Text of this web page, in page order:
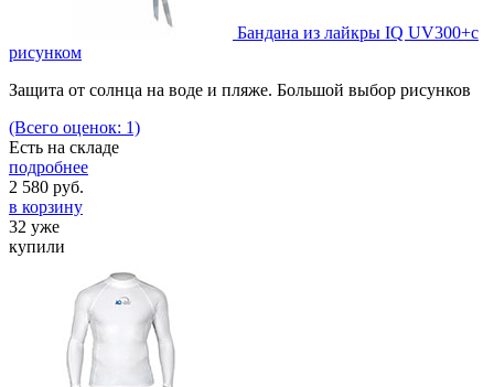
Бандана из лайкры IQ UV300+с
рисунком
Защита от солнца на воде и пляже. Большой выбор рисунков
(Всего оценок: 1)
Есть на складе
подробнее
2 580 руб.
в корзину
32 уже
купили